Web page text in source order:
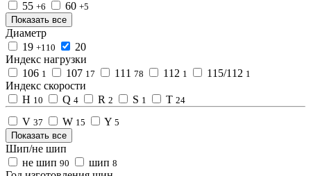
55 +6 60 +5
Показать все
Диаметр
19 +110
20
Индекс нагрузки
106 1 107 17 111 78 112 1 115/112 1
Индекс скорости
H 10 Q 4 R 2 S 1 T 24
V 37 W 15 Y 5
Показать все
Шип/не шип
не шип 90 шип 8